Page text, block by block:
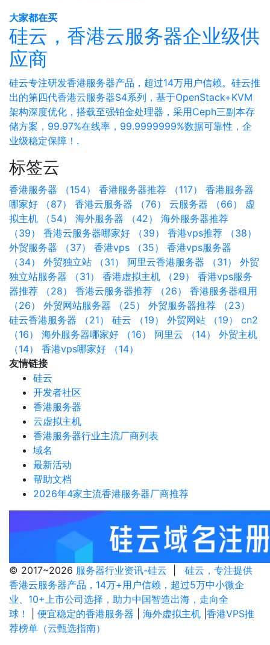
大家都在买
硅云，香港云服务器企业级供
应商
硅云专注研发香港服务器产品，超过14万用户信赖。硅云推
出的第四代香港云服务器S4系列，基于OpenStack+KVM
架构深度优化，搭载至强铂金处理器，采用Ceph三副本存
储方案，99.97%在线率，99.9999999%数据可靠性，企
业级稳定保障！.
标签云
香港服务器 （154） 香港服务器推荐 （117）
香港服务器
哪家好 （87）
香港云服务器 （76） 云服务器 （66）
虚
拟主机 （54）
海外服务器 （42）
海外服务器推荐
（39）
香港云服务器哪家好 （39）
香港vps推荐 （38）
外贸服务器 （37）
香港vps （35）
香港vps服务器
（34）
外贸独立站 （31） 阿里云香港服务器 （31）
外贸
独立站服务器 （31）
香港虚拟主机 （29）
香港vps服务
器推荐 （28）
香港云服务器推荐 （26）
香港服务器租用
（26）
外贸网站服务器 （25）
外贸服务器推荐 （23）
硅云香港服务器 （21）
硅云 （19） 外贸网站 （19）
cn2
（16）
海外服务器哪家好 （16） 阿里云 （14）
外贸主机
（14）
香港vps哪家好 （14）
友情链接
硅云
开发者社区
香港服务器
云虚拟主机
香港服务器行业主流厂商列表
域名
最新活动
帮助文档
2026年4家主流香港服务器厂商推荐
© 2017~2026 服务器行业资讯-硅云
硅云，专注提供
香港云服务器产品，14万+用户信赖，超过5万中小微企
业、10+上市公司选择，助力中国智造出海，走向全
球！
便宜稳定的香港服务器 海外虚拟主机 香港VPS推
荐榜单（云甄选指南）